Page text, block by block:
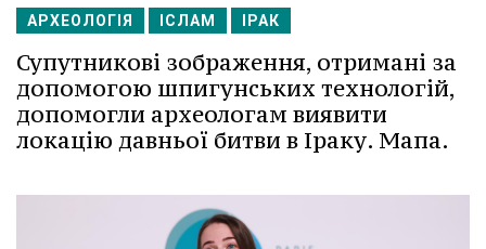
АРХЕОЛОГІЯ ІСЛАМ ІРАК
Супутникові зображення, отримані за
допомогою шпигунських технологій,
допомогли археологам виявити
локацію давньої битви в Іраку. Мапа.